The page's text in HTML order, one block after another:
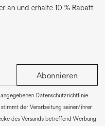
an und erhalte 10 % Rabatt
Abonnieren
Datenschutzrichtlinie
der Verarbeitung seiner/ihrer
des Versands betreffend Werbung